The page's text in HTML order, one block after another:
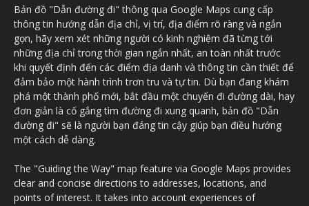
Bản đồ "Dẫn đường đi" thông qua Google Maps cung cấp
thông tin hướng dẫn địa chỉ, vị trí, địa điểm rõ ràng và ngắn
gọn, hãy xem xét những người có kinh nghiệm đã từng tới
những địa chỉ trong thời gian ngắn nhất, an toàn nhất trước
khi quyết định đến các điểm địa danh và thông tin cần thiết để
đảm bảo một hành trình trơn tru và tự tin. Dù bạn đang khám
phá một thành phố mới, bắt đầu một chuyến đi đường dài, hay
đơn giản là cố gắng tìm đường đi xung quanh, bản đồ "Dẫn
đường đi" sẽ là người bạn đáng tin cậy giúp bạn điều hướng
một cách dễ dàng.
The "Guiding the Way" map feature via Google Maps provides
clear and concise directions to addresses, locations, and
points of interest. It takes into account experiences of